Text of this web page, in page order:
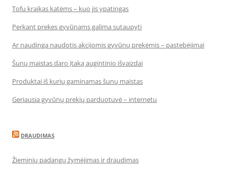
Tofu kraikas katėms – kuo jis ypatingas
Perkant prekes gyvūnams galima sutaupyti
Ar naudinga naudotis akcijomis gyvūnų prekėmis – pastebėjimai
Šunų maistas daro įtaką augintinio išvaizdai
Produktai iš kurių gaminamas šunų maistas
Geriausia gyvūnų prekių parduotuvė – internetu
DRAUDIMAS
Žieminių padangų žymėjimas ir draudimas